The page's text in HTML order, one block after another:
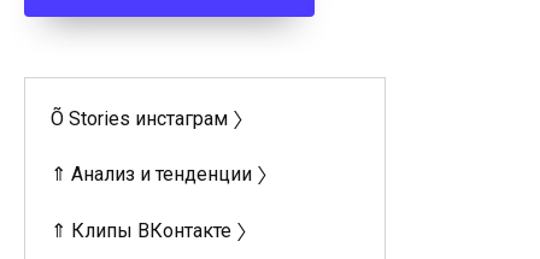
Õ Stories инстаграм 〉
⇑ Анализ и тенденции 〉
⇑ Клипы ВКонтакте 〉